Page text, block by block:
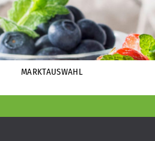
MARKTAUSWAHL